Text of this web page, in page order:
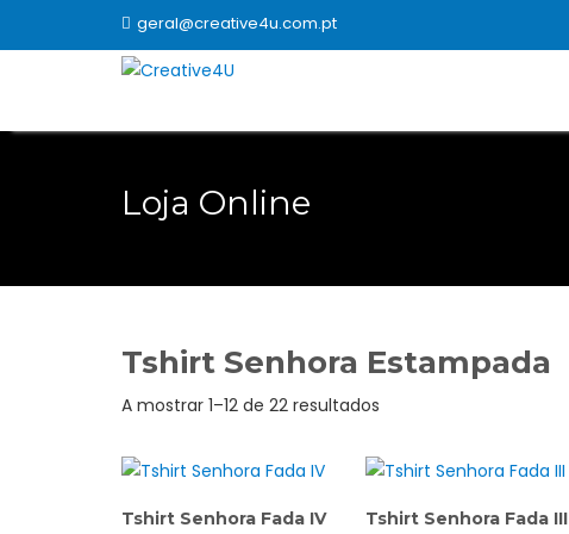
geral@creative4u.com.pt
Loja Online
Tshirt Senhora Estampada
A mostrar 1–12 de 22 resultados
popularidade
Tshirt Senhora Fada IV Tshirt Senhora Fada III